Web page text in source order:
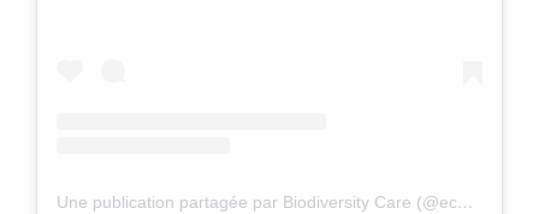
Une publication partagée par Biodiversity Care (@eco.volontaire)